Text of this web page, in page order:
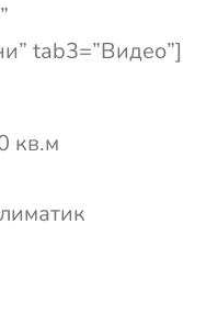
tab3=”Видео”]
кв.м